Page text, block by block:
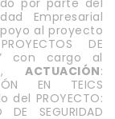
por parte del
Empresarial
al proyecto
DE
con cargo al
ACTUACIÓN:
EN TEICS
del PROYECTO:
DE SEGURIDAD